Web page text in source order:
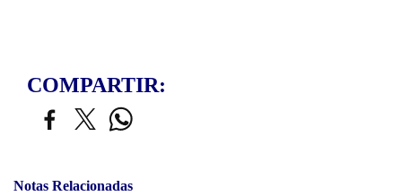
COMPARTIR:
Notas Relacionadas